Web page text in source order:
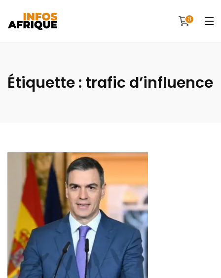
0
Étiquette : trafic d’influence